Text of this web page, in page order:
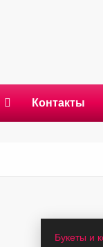
Контакты
Букеты и